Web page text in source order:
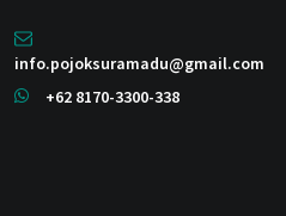
info.pojoksuramadu@gmail.com
+62 8170-3300-338